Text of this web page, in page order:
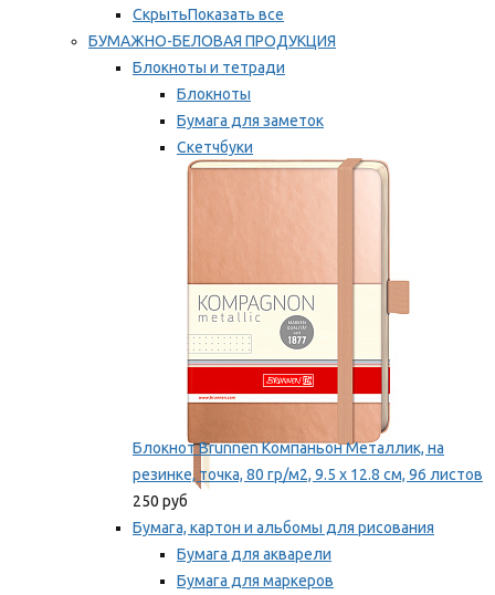
СкрытьПоказать все
БУМАЖНО-БЕЛОВАЯ ПРОДУКЦИЯ
Блокноты и тетради
Блокноты
Бумага для заметок
Скетчбуки
Тетради
Блокнот Brunnen Компаньон Металлик, на
резинке, точка, 80 гр/м2, 9.5 х 12.8 см, 96 листов
250 руб
Бумага, картон и альбомы для рисования
Бумага для акварели
Бумага для маркеров